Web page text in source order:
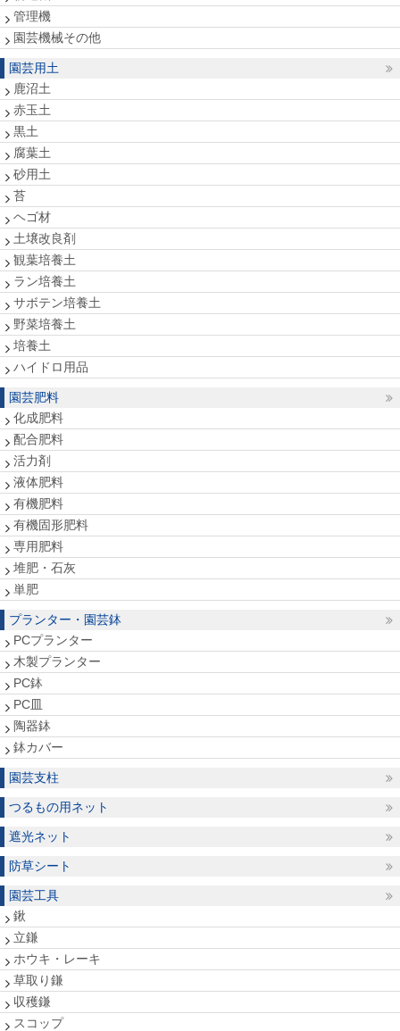
管理機
園芸機械その他
園芸用土
鹿沼土
赤玉土
黒土
腐葉土
砂用土
苔
ヘゴ材
土壌改良剤
観葉培養土
ラン培養土
サボテン培養土
野菜培養土
培養土
ハイドロ用品
園芸肥料
化成肥料
配合肥料
活力剤
液体肥料
有機肥料
有機固形肥料
専用肥料
堆肥・石灰
単肥
プランター・園芸鉢
PCプランター
木製プランター
PC鉢
PC皿
陶器鉢
鉢カバー
園芸支柱
つるもの用ネット
遮光ネット
防草シート
園芸工具
鍬
立鎌
ホウキ・レーキ
草取り鎌
収穫鎌
スコップ